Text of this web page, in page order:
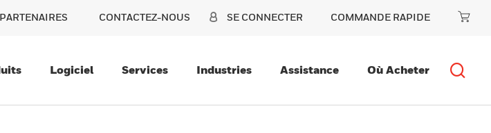
PARTENAIRES CONTACTEZ-NOUS SE CONNECTER COMMANDE RAPIDE
Logiciel Services Industries Assistance Où Acheter